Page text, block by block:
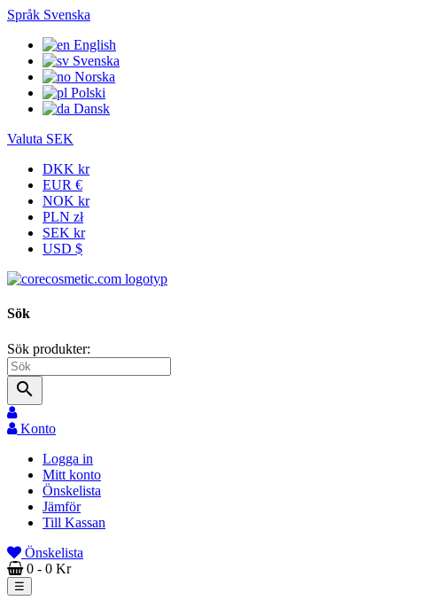
Språk Svenska
English
Svenska
Norska
Polski
Dansk
Valuta SEK
DKK kr
EUR €
NOK kr
PLN zł
SEK kr
USD $
Sök
Sök produkter:
search
Konto
Logga in
Mitt konto
Önskelista
Jämför
Till Kassan
Önskelista
0 - 0 Kr
Toggle
navigation
☰